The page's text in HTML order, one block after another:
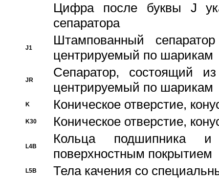
Цифра после буквы J
сепаратора
J1
Штампованный
центрируемый по шарикам
JR
Сепаратор, состоящий
центрируемый по шарикам
K Коническое отверстие,
K30 Коническое отверстие,
L4B
Кольца подшипника
поверхностным покрытием
L5B Тела качения со